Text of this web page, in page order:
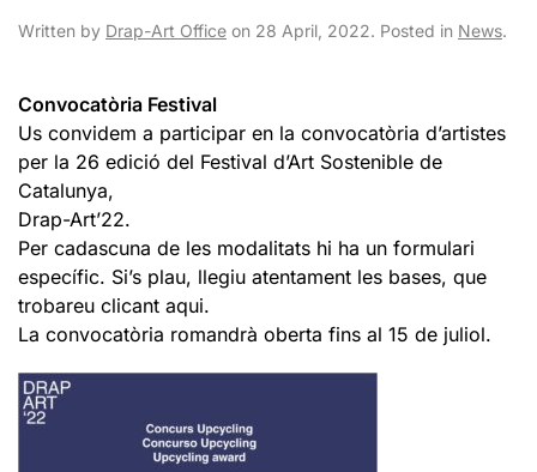
Written by Drap-Art Office on 28 April, 2022. Posted in News.
Convocatòria Festival
Us convidem a participar en la convocatòria d’artistes
per la 26 edició del Festival d’Art Sostenible de
Catalunya,
Drap-Art’22.
Per cadascuna de les modalitats hi ha un formulari
específic. Si’s plau, llegiu atentament les bases, que
trobareu clicant aqui.
La convocatòria romandrà oberta fins al 15 de juliol.